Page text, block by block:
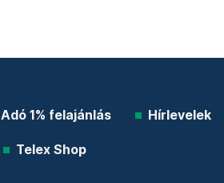
Adó 1% felajánlás Hírlevelek
Telex Shop